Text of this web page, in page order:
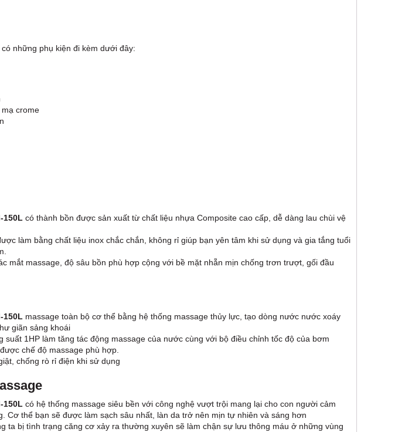
có những phụ kiện đi kèm dưới đây:
crome
150L có thành bồn được sản xuất từ chất liệu nhựa Composite cao cấp, dễ dàng lau chùi vệ
làm bằng chất liệu inox chắc chắn, không rỉ giúp bạn yên tâm khi sử dụng và gia tắng tuổi
mắt massage, độ sâu bồn phù hợp cộng với bề mặt nhẵn mịn chống trơn trượt, gối đầu
150L massage toàn bộ cơ thể bằng hệ thống massage thủy lực, tạo dòng nước nước xoáy
giãn sảng khoái
1HP làm tăng tác động massage của nước cùng với bộ điều chỉnh tốc độ của bơm
chế độ massage phù hợp.
chống rò rỉ điện khi sử dụng
150L có hệ thống massage siêu bền với công nghệ vượt trội mang lại cho con người cảm
Cơ thể bạn sẽ được làm sạch sâu nhất, làn da trở nên mịn tự nhiên và sáng hơn
ta bị tình trạng căng cơ xảy ra thường xuyên sẽ làm chận sự lưu thông máu ở những vùng